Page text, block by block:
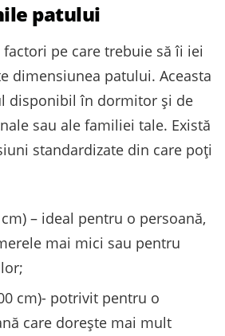
patului
pe care trebuie să îi iei
dimensiunea patului. Aceasta
disponibil în dormitor și de
sau ale familiei tale. Există
standardizate din care poți
– ideal pentru o persoană,
mai mici sau pentru
cm)- potrivit pentru o
care dorește mai mult